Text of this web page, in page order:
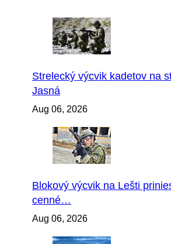
Strelecký výcvik kadetov na
Jasná
Aug 06, 2026
Blokový výcvik na Lešti
cenné…
Aug 06, 2026